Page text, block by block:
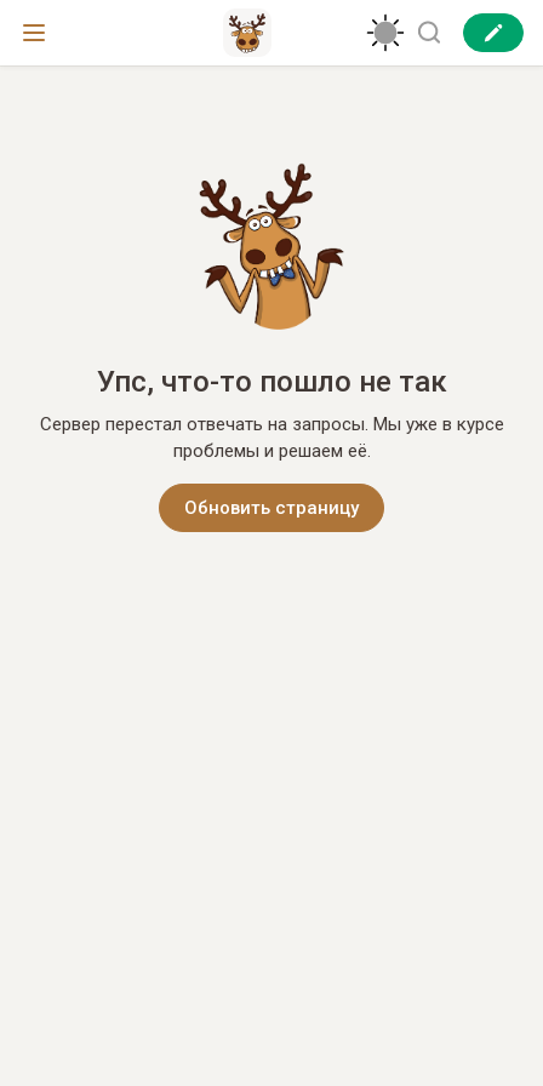
Упс, что-то пошло не так
Сервер перестал отвечать на запросы. Мы уже в курсе
проблемы и решаем её.
Обновить страницу